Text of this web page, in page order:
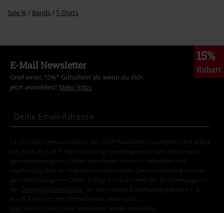
Sale % Bands T-Shirts
15%
Rabatt
E-Mail Newsletter
Greif einen 15%* Gutschein ab, wenn du dich
jetzt anmeldest! Mehr Infos
Ich bin damit einverstanden, den EMP-Newsletter zu erhalten und willige
ein, dass die E.M.P. Merchandising Handelsgesellschaft mbH meine
personenbezogenen Daten verarbeitet um mich individuell und
regelmäßig über ihr Angebot zu informieren. Die Verarbeitung meiner
personenbezogenen Daten erfolgt entsprechend den Bestimmungen in
der
Datenschutzerklärung
. Ich kann meine Einwilligung jederzeit z. B.
durch Anklicken des Abmeldelinks widerrufen.
Hier kann ich mich vom Newsletter wieder abmelden.